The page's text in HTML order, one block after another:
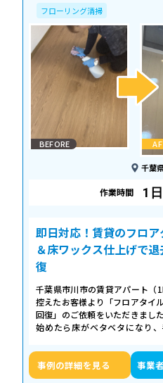
フローリング清掃
BEFORE
千葉
作業時間 1日
即日対応！賃貸のフロ
＆床ワックス仕上げで
復
千葉県市川市の賃貸アパート（
控えたお客様より「フロアタイ
回復」のご依頼をいただきまし
始めたら床がベタベタになり
事例の詳細を見る 事業